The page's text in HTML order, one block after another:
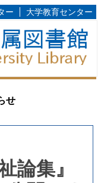
ー 大学教育センター
せ
論集』